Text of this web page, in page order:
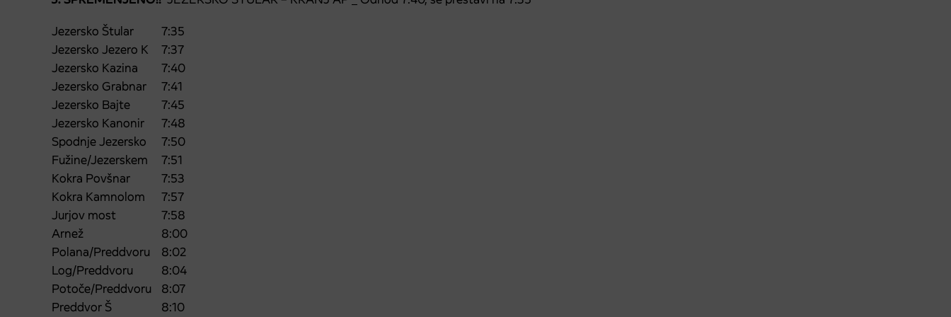
Jezersko Štular
7:35
Jezersko Jezero K
7:37
Jezersko Kazina
7:40
Jezersko Grabnar
7:41
Jezersko Bajte
7:45
Jezersko Kanonir
7:48
Spodnje Jezersko
7:50
Fužine/Jezerskem
7:51
Kokra Povšnar
7:53
Kokra Kamnolom
7:57
Jurjov most
7:58
Arnež
8:00
Polana/Preddvoru
8:02
Log/Preddvoru
8:04
Potoče/Preddvoru
8:07
Preddvor Š
8:10